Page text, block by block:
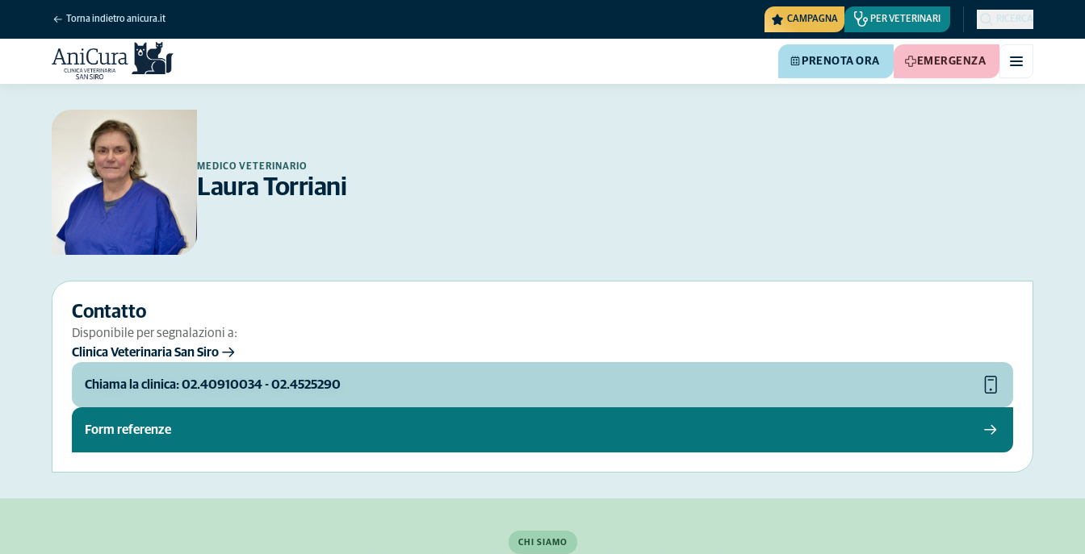
Torna indietro anicura.it CAMPAGNA PER VETERINARI RICERCA
PRENOTA ORA EMERGENZA
MEDICO VETERINARIO
Laura Torriani
Contatto
Disponibile per segnalazioni a:
Clinica Veterinaria San Siro
Chiama la clinica: 02.40910034 - 02.4525290
Form referenze
CHI SIAMO